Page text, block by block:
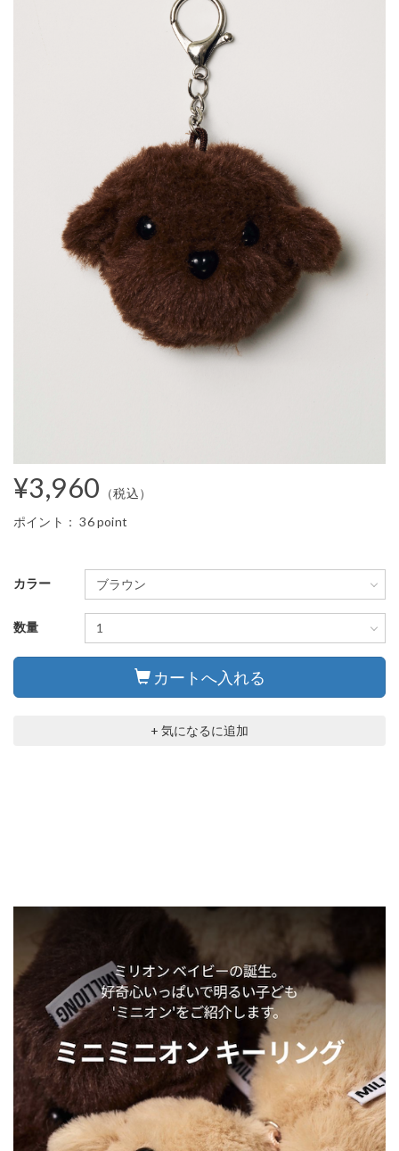
¥3,960 （税込）
ポイント：36 point
カラー
数量
カートへ入れる
+ 気になるに追加